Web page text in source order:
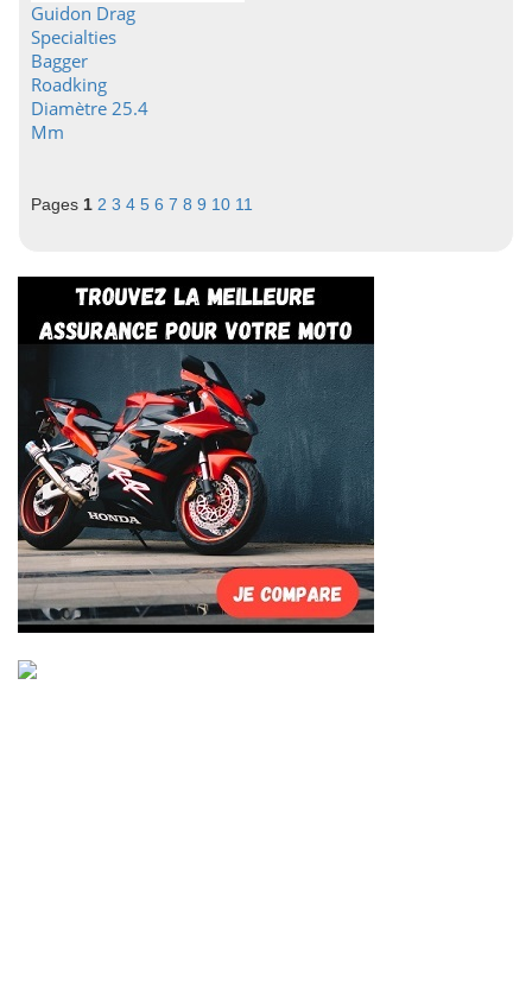
Guidon Drag
Specialties
Bagger
Roadking
Diamètre 25.4
Mm
Pages 1 2 3 4 5 6 7 8 9 10 11